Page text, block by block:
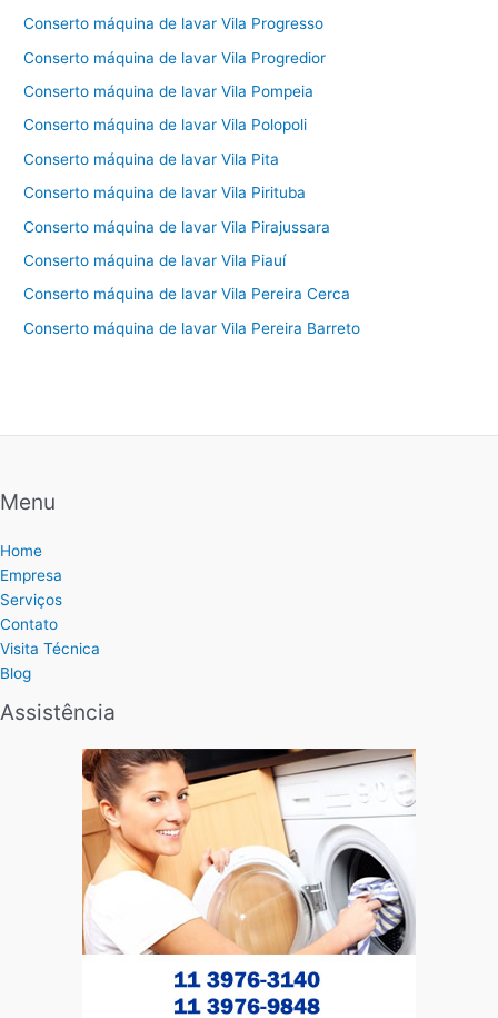
Conserto máquina de lavar Vila Progresso
Conserto máquina de lavar Vila Progredior
Conserto máquina de lavar Vila Pompeia
Conserto máquina de lavar Vila Polopoli
Conserto máquina de lavar Vila Pita
Conserto máquina de lavar Vila Pirituba
Conserto máquina de lavar Vila Pirajussara
Conserto máquina de lavar Vila Piauí
Conserto máquina de lavar Vila Pereira Cerca
Conserto máquina de lavar Vila Pereira Barreto
Menu
Home
Empresa
Serviços
Contato
Visita Técnica
Blog
Assistência